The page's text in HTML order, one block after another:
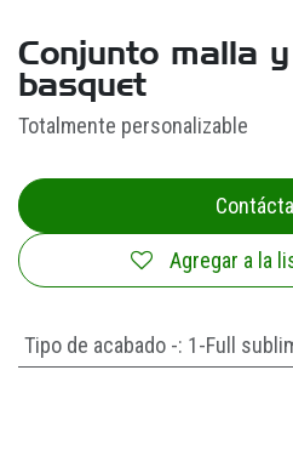
Conjunto malla
basquet
Totalmente personalizable
Agregar a la
Tipo de acabado -: 1-Full